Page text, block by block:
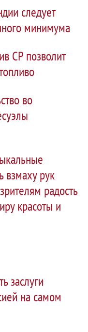
следует
минимума
СР позволит
во
взмаху рук
радость
красоты и
заслуги
на самом